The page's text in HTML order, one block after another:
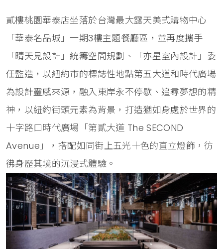
貳樓桃園華泰店坐落於台灣最大露天美式購物中心
「華泰名品城」一期3樓主題餐廳區，並再度攜手
「晴天見設計」統籌空間規劃、「亦星室內設計」委
任監造，以紐約市的標誌性地點第五大道和時代廣場
為設計靈感來源，融入東岸永不停歇、追尋夢想的精
神，以紐約街頭元素為背景，打造猶如身處於世界的
十字路口時代廣場「第貳大道 The SECOND
Avenue」，搭配如同街上五光十色的直立燈飾，彷
彿身歷其境的沉浸式體驗。